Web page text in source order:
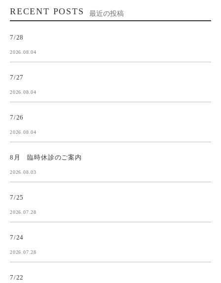
RECENT POSTS 最近の投稿
7/28
2026.08.04
7/27
2026.08.04
7/26
2026.08.04
8月 臨時休診のご案内
2026.08.03
7/25
2026.07.28
7/24
2026.07.28
7/22